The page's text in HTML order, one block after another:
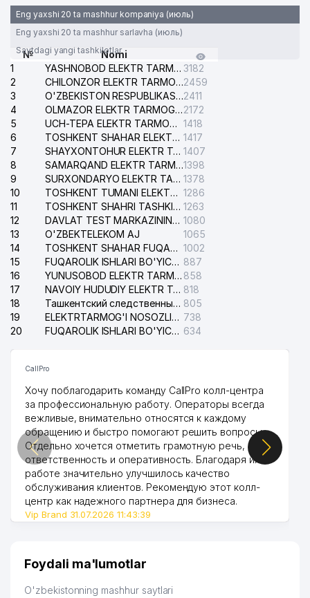
Eng yaxshi 20 ta mashhur kompaniya (июль)
Eng yaxshi 20 ta mashhur sarlavha (июль)
Saytdagi yangi tashkilotlar
№
Nomi
1
YASHNOBOD ELEKTR TARMOG'I NOSOZLIKLARI XIZMATI 3182
2
CHILONZOR ELEKTR TARMOG'I NOSOZLIK XIZMATI2459
3
O'ZBEKISTON RESPUBLIKASI BOSH PROKURATURASI ISHONCH TELEFONI2411
4
OLMAZOR ELEKTR TARMOG'I NOSOZLIKLARI XIZMATI2172
5
UCH-TEPA ELEKTR TARMOG'I NOSOZLIKLARI XIZMATI 1418
6
TOSHKENT SHAHAR ELEKTR TARMOQLARI KORXONASI AJ 1417
7
SHAYXONTOHUR ELEKTR TARMOG'I NOSOZLIKLARINI TUZATISH XIZMATI 1407
8
SAMARQAND ELEKTR TARMOQLARI AJ1398
9
SURXONDARYO ELEKTR TARMOQLARI AJ 1378
10
TOSHKENT TUMANI ELEKTR TARMOG'I AVARIYA XIZMATI 1286
11
TOSHKENT SHAHRI TASHKILOT TELEFONLARI HAQIDA MA'LUMOT BYUROSI 1263
12
DAVLAT TEST MARKAZINING ISHONCH TELEFONLARI 1080
13
O'ZBEKTELEKOM AJ
1065
14
TOSHKENT SHAHAR FUQAROLIK ISHLARI BO'YICHA SUDI 1002
15
FUQAROLIK ISHLARI BO'YICHA YAKKASAROY TUMANLARARO SUDI 887
16
YUNUSOBOD ELEKTR TARMOG'I NOSOZLIKLARI XIZMATI 858
17
NAVOIY HUDUDIY ELEKTR TARMOQLARI KORXONASI AJ 818
18
Ташкентский следственный изолятор 805
19
ELEKTRTARMOG'I NOSOZLIKLARINI TO'ZATISH SERGELI XIZMATI 738
20
FUQAROLIK ISHLARI BO'YICHA UCH-TEPA TUMANI SUDI 634
CallPro
Хочу поблагодарить команду CallPro колл-центра
за профессиональную работу. Операторы всегда
вежливые, внимательно относятся к каждому
обращению и быстро помогают решить вопросы.
Отдельно хочется отметить грамотную речь,
ответственность и оперативность. Благодаря их
работе значительно улучшилось качество
обслуживания клиентов. Рекомендую этот колл-
центр как надежного партнера для бизнеса.
Vip Brand 31.07.2026 11:43:39
Foydali ma'lumotlar
O'zbekistonning mashhur saytlari